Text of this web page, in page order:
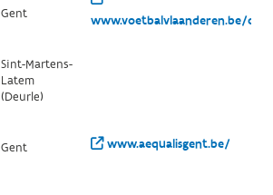
Gent www.voetbalvlaanderen.be/
Sint-Martens-
Latem
(Deurle)
Gent www.aequalisgent.be/